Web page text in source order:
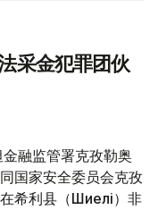
采金犯罪团伙
金融监管署克孜勒奥
国家安全委员会克孜
希利县（Шиелі）非